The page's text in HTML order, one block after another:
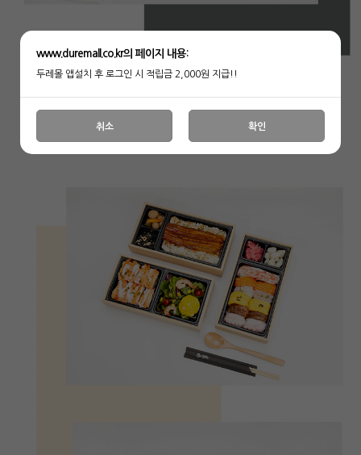
www.duremall.co.kr의 페이지 내용:
두레몰 앱설치 후 로그인 시 적립금 2,000원 지급!!
취소 확인